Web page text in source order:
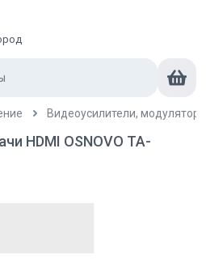
Видеоусилители,
HDMI OSNOVO TA-